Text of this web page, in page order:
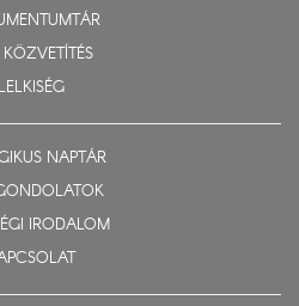
LELKISÉG
NAPTÁR
IRODALOM